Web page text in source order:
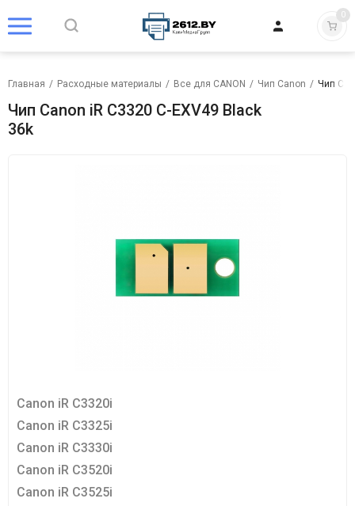
0
Главная / Расходные материалы / Все для CANON / Чип Canon / Чип
Чип Canon iR C3320 C-EXV49 Black
36k
Canon iR C3320i
Canon iR C3325i
Canon iR C3330i
Canon iR C3520i
Canon iR C3525i